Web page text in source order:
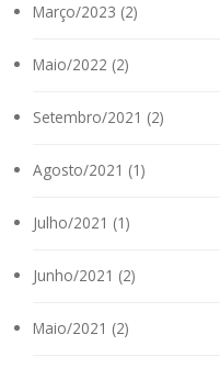
Março/2023 (2)
Maio/2022 (2)
Setembro/2021 (2)
Agosto/2021 (1)
Julho/2021 (1)
Junho/2021 (2)
Maio/2021 (2)